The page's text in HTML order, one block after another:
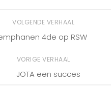
VOLGENDE VERHAAL
4de op RSW
VORIGE VERHAAL
JOTA een succes